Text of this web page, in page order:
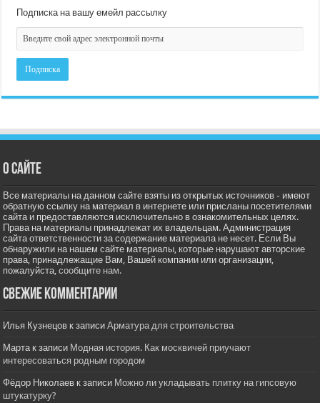
Подписка на вашу емейл рассылку
О сайте
Все материалы на данном сайте взяты из открытых источников - имеют
обратную ссылку на материал в интернете или присланы посетителями
сайта и предоставляются исключительно в ознакомительных целях.
Права на материалы принадлежат их владельцам. Администрация
сайта ответственности за содержание материала не несет. Если Вы
обнаружили на нашем сайте материалы, которые нарушают авторские
права, принадлежащие Вам, Вашей компании или организации,
пожалуйста,сообщите нам.
Свежие комментарии
Илья Кузнецов к записиАрматура для строительства
Мартак записи Модная история. Как москвичей приучают
интересоваться родным городом
Фёдор Николаев к записи Можно ли укладывать плитку на гипсовую
штукатурку?